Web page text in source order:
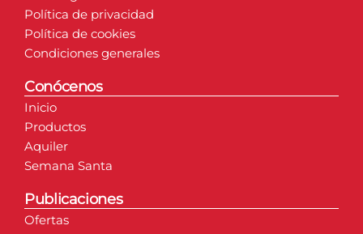
Política de privacidad
Política de cookies
Condiciones generales
Conócenos
Inicio
Productos
Aquiler
Semana Santa
Publicaciones
Ofertas